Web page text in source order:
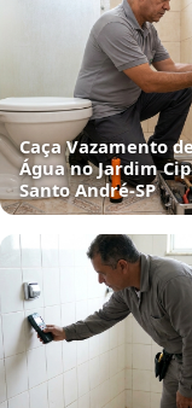
Caça Vazamento
Água no Jardim
Santo André‑SP